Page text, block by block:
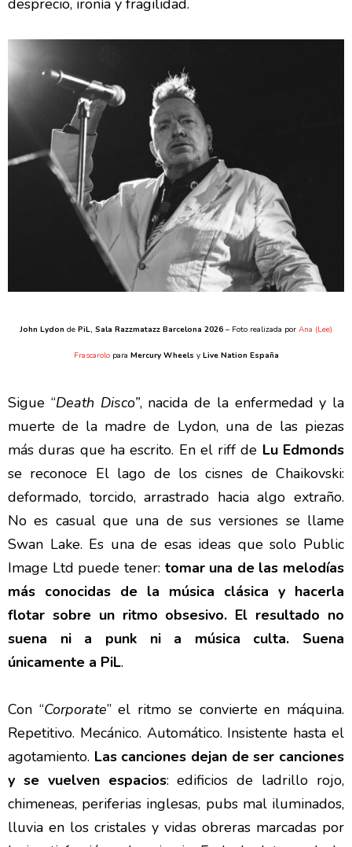
desprecio, ironía y fragilidad.
John Lydon de PiL, Sala Razzmatazz Barcelona 2026 – Foto realizada por Ana (Lee)
Frascarolopara Mercury Wheels y Live Nation España
Sigue “Death Disco”, nacida de la enfermedad y la
muerte de la madre de Lydon, una de las piezas
más duras que ha escrito. En el riff de Lu Edmonds
se reconoce El lago de los cisnes de Chaikovski:
deformado, torcido, arrastrado hacia algo extraño.
No es casual que una de sus versiones se llame
Swan Lake. Es una de esas ideas que solo Public
Image Ltd puede tener: tomar una de las melodías
más conocidas de la música clásica y hacerla
flotar sobre un ritmo obsesivo. El resultado no
suena ni a punk ni a música culta. Suena
únicamente a PiL.
Con “Corporate” el ritmo se convierte en máquina.
Repetitivo. Mecánico. Automático. Insistente hasta el
agotamiento. Las canciones dejan de ser canciones
y se vuelven espacios: edificios de ladrillo rojo,
chimeneas, periferias inglesas, pubs mal iluminados,
lluvia en los cristales y vidas obreras marcadas por